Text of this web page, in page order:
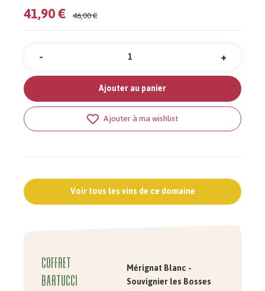
46,00 €
41,90 €
Quantité +
-
Ajouter au panier
Ajouter à ma wishlist
Voir tous les vins de ce domaine
Coffret
Bartucci
Mérignat Blanc -
Souvignier les Bosses